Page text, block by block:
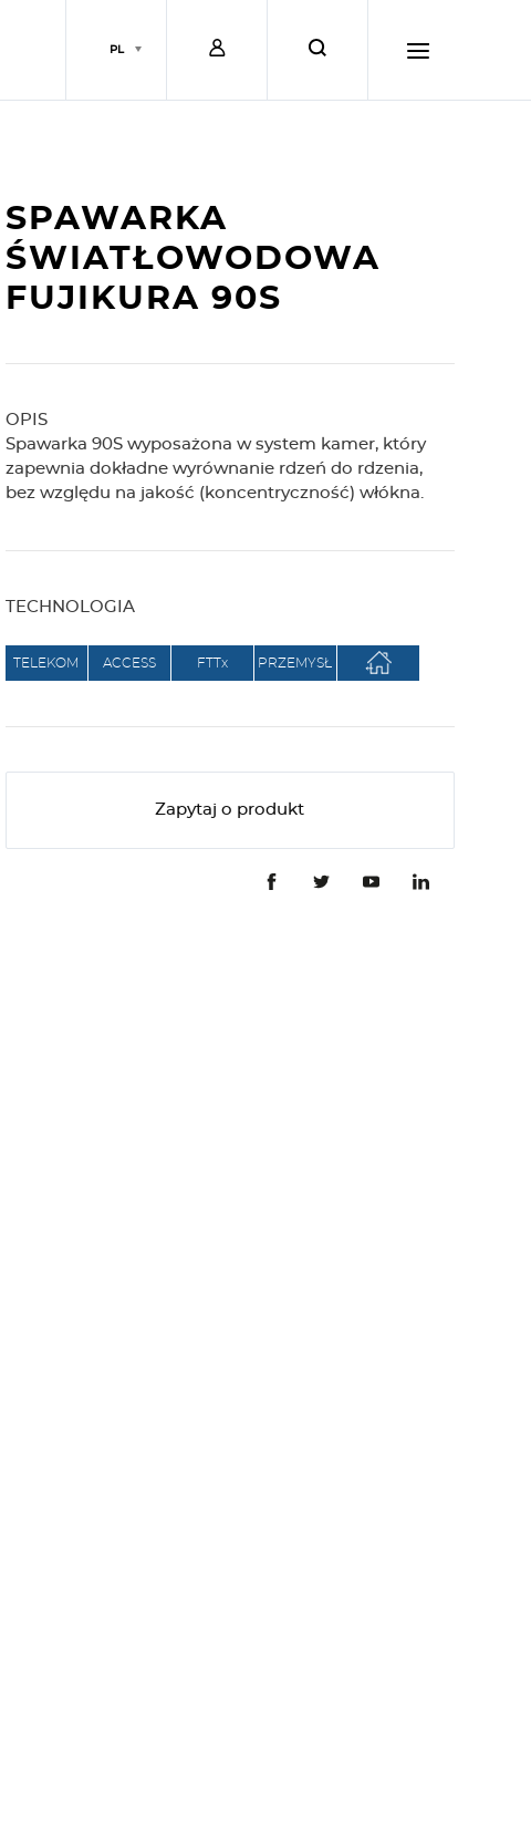
PL L
i r
r
r
SPAWARKA
ŚWIATŁOWODOWA
FUJIKURA 90S
OPIS
Spawarka 90S wyposażona w system kamer, który
zapewnia dokładne wyrównanie rdzeń do rdzenia,
bez względu na jakość (koncentryczność) włókna.
TECHNOLOGIA
TELEKOM ACCESS FTTx PRZEMYSŁ
Zapytaj o produkt